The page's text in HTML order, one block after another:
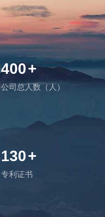
400+
公司总人数（人）
130+
专利证书